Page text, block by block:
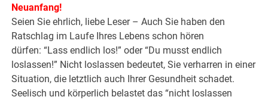
Neuanfang!
Seien Sie ehrlich, liebe Leser – Auch Sie haben den
Ratschlag im Laufe Ihres Lebens schon hören
dürfen: “Lass endlich los!” oder “Du musst endlich
loslassen!” Nicht loslassen bedeutet, Sie verharren in einer
Situation, die letztlich auch Ihrer Gesundheit schadet.
Seelisch und körperlich belastet das “nicht loslassen